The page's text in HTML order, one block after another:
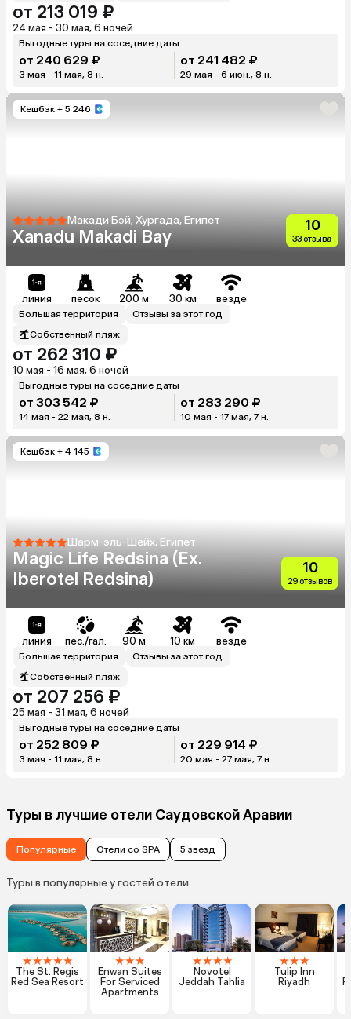
от 213 019 ₽
24 мая - 30 мая, 6 ночей
Выгодные туры на соседние даты
от 240 629 ₽
3 мая - 11 мая, 8 н.
от 241 482 ₽
29 мая - 6 июн., 8 н.
Кешбэк + 5 246
Макади Бэй, Хургада, Египет
Xanadu Makadi Bay
10
33 отзыва
линия песок 200 м 30 км везде
Большая территория
Отзывы за этот год
Собственный пляж
от 262 310 ₽
10 мая - 16 мая, 6 ночей
Выгодные туры на соседние даты
от 303 542 ₽
14 мая - 22 мая, 8 н.
от 283 290 ₽
10 мая - 17 мая, 7 н.
Кешбэк + 4 145
Шарм-эль-Шейх, Египет
Magic Life Redsina (Ex.
Iberotel Redsina)
10
29 отзывов
линия пес./гал. 90 м 10 км везде
Большая территория
Отзывы за этот год
Собственный пляж
от 207 256 ₽
25 мая - 31 мая, 6 ночей
Выгодные туры на соседние даты
от 252 809 ₽
3 мая - 11 мая, 8 н.
от 229 914 ₽
20 мая - 27 мая, 7 н.
Туры в лучшие отели Саудовской Аравии
Популярные Отели со SPA 5 звезд
Туры в популярные у гостей отели
★★★★★
The St. Regis
Red Sea Resort
★★★
Enwan Suites
For Serviced
Apartments
★★★★
Novotel
Jeddah Tahlia
★★★
Tulip Inn
Riyadh